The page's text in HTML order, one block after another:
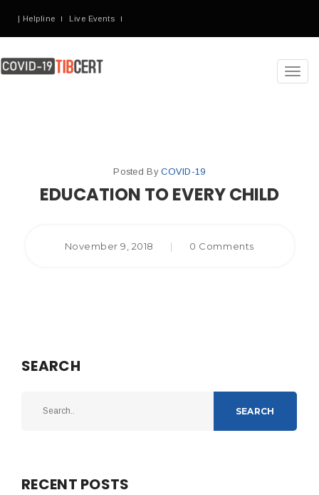
| Helpline Live Events
Posted ByCOVID-19
EDUCATION TO EVERY CHILD
November 9, 2018 | 0 Comments
SEARCH
SEARCH
RECENT POSTS